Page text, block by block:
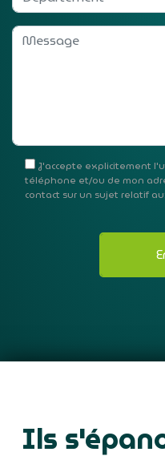
J'accepte explicitement
téléphone et/ou de mon
contact sur un sujet relatif
Ils